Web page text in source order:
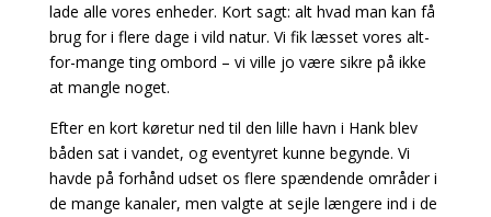
lade alle vores enheder. Kort sagt: alt hvad man kan få
brug for i flere dage i vild natur. Vi fik læsset vores alt-
for-mange ting ombord – vi ville jo være sikre på ikke
at mangle noget.
Efter en kort køretur ned til den lille havn i Hank blev
båden sat i vandet, og eventyret kunne begynde. Vi
havde på forhånd udset os flere spændende områder i
de mange kanaler, men valgte at sejle længere ind i de